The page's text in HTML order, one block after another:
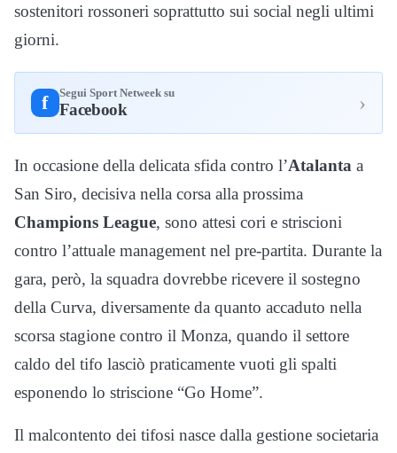
sostenitori rossoneri soprattutto sui social negli ultimi
giorni.
f Segui Sport Netweek su
Facebook ›
In occasione della delicata sfida contro l’Atalanta a
San Siro, decisiva nella corsa alla prossima
Champions League, sono attesi cori e striscioni
contro l’attuale management nel pre-partita. Durante la
gara, però, la squadra dovrebbe ricevere il sostegno
della Curva, diversamente da quanto accaduto nella
scorsa stagione contro il Monza, quando il settore
caldo del tifo lasciò praticamente vuoti gli spalti
esponendo lo striscione “Go Home”.
Il malcontento dei tifosi nasce dalla gestione societaria